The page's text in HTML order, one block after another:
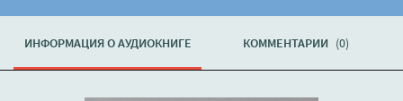
ИНФОРМАЦИЯ О АУДИОКНИГЕ КОММЕНТАРИИ (0)